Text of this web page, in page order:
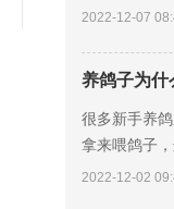
分人的在网
2022-12-07
养鸽子为什
很多新手养
拿来喂鸽子
第一、新玉
2022-12-02